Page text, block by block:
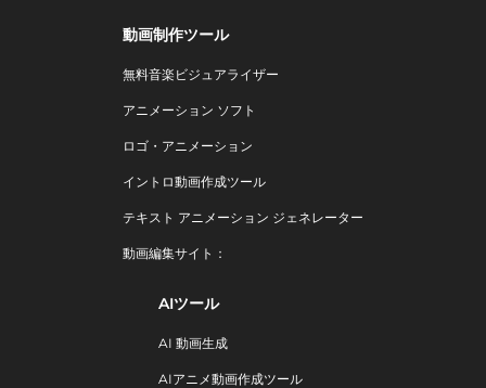
動画制作ツール
無料音楽ビジュアライザー
アニメーション ソフト
ロゴ・アニメーション
イントロ動画作成ツール
テキスト アニメーション ジェネレーター
動画編集サイト：
AIツール
AI 動画生成
AIアニメ動画作成ツール